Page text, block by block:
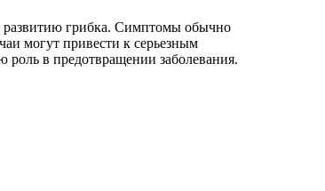
развитию грибка. Симптомы обычно
могут привести к серьезным
в предотвращении заболевания.